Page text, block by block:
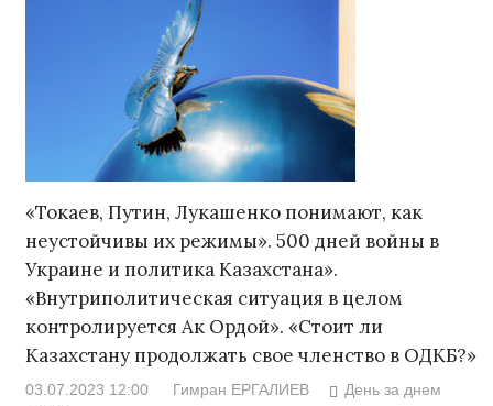
«Токаев, Путин, Лукашенко понимают, как
неустойчивы их режимы». 500 дней войны в
Украине и политика Казахстана».
«Внутриполитическая ситуация в целом
контролируется Ак Ордой». «Стоит ли
Казахстану продолжать свое членство в ОДКБ?»
03.07.2023 12:00 Гимран ЕРГАЛИЕВ
День за днем